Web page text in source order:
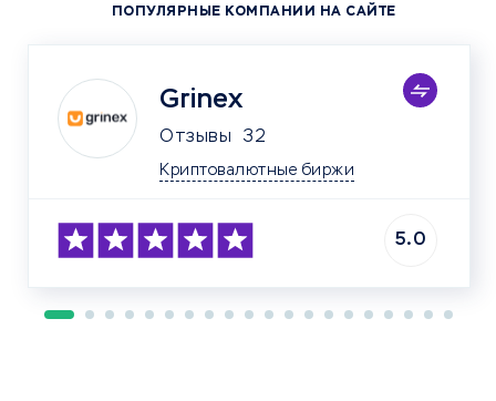
ПОПУЛЯРНЫЕ КОМПАНИИ НА САЙТЕ
Grinex
Отзывы 32
Криптовалютные биржи
5.0